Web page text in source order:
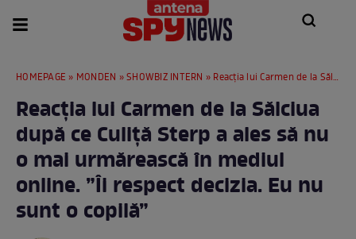
HOMEPAGE » MONDEN »SHOWBIZ INTERN » Reacția lui Carmen de la Sălciua după ce Culiță Sterp a ales să nu o mai urmărească în mediul online. ”Îi respect decizia. Eu nu sunt o copilă”
Reacția lui Carmen de la Sălciua
după ce Culiță Sterp a ales să nu
o mai urmărească în mediul
online. ”Îi respect decizia. Eu nu
sunt o copilă”